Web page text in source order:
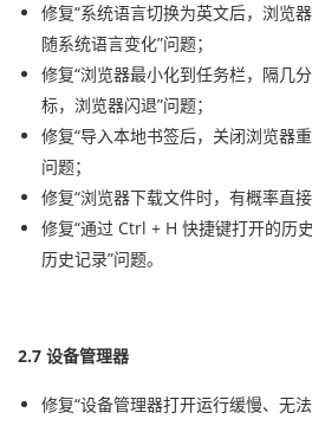
修复“系统语言切换为英文后，浏览
随系统语言变化”问题；
修复“浏览器最小化到任务栏，隔几
标，浏览器闪退”问题；
修复“导入本地书签后，关闭浏览器
问题；
修复“浏览器下载文件时，有概率直接
修复“通过 Ctrl + H 快捷键打开的历
历史记录”问题。
2.7 设备管理器
修复“设备管理器打开运行缓慢、无